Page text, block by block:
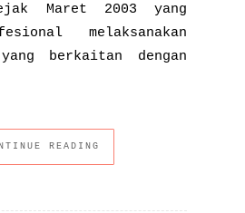
Maret 2003 yang
melaksanakan
berkaitan dengan
READING